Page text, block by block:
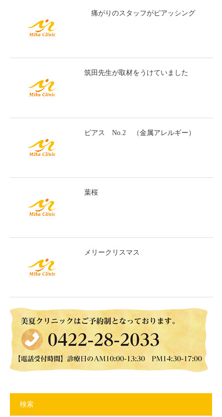
痛がりのスタッフがピアッシング
筑田先生が取材をうけていました
ピアス No.2 （金属アレルギー）
葉桜
メリークリスマス
検索